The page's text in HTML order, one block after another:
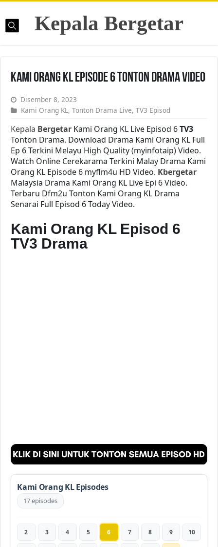
Kepala Bergetar
Kami Orang KL Episode 6 Tonton Drama Video
Disember 8, 2023
Kami Orang KL,Tonton Drama Live,TV3 Episod
Kepala Bergetar Kami Orang KL Live Episod 6TV3
Tonton Drama. Download Drama Kami Orang KL Full
Ep 6 Terkini Melayu High Quality (myinfotaip) Video.
Watch Online Cerekarama Terkini Malay Drama Kami
Orang KL Episode 6 myflm4u HD Video. Kbergetar
Malaysia Drama Kami Orang KL Live Epi 6 Video.
Terbaru Dfm2u Tonton Kami Orang KL Drama
Senarai Full Episod 6 Today Video.
Kami Orang KL Episod 6
TV3 Drama
Kami Orang KL Episodes
17 episodes
2 3 4 5 6 7 8 9 10